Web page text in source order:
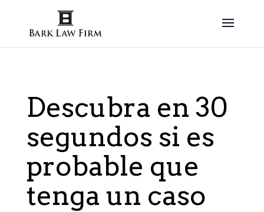
Descubra en 30
segundos si es
probable que
tenga un caso